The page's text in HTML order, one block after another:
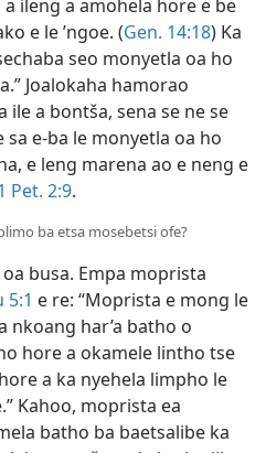
ileng a amohela hore e be
e le ’ngoe. (Gen. 14:18) Ka
seo monyetla oa ho
Joalokaha hamorao
a bontša, sena se ne se
sa e-ba le monyetla oa ho
e leng marena ao e neng e
Pet. 2:9.
ba etsa mosebetsi ofe?
busa. Empa moprista
5:1 e re: “Moprista e mong le
nkoang har’a batho o
hore a okamele lintho tse
a ka nyehela limpho le
Kahoo, moprista ea
batho ba baetsalibe ka